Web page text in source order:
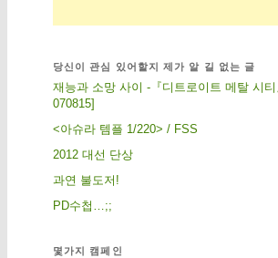
당신이 관심 있어할지 제가 알 길 없는 글
재능과 소망 사이 -『디트로이트 메탈 시
070815]
<아슈라 템플 1/220> / FSS
2012 대선 단상
과연 불도저!
PD수첩…;;
몇가지 캠페인